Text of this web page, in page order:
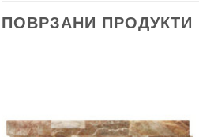
ПОВРЗАНИ ПРОДУКТИ